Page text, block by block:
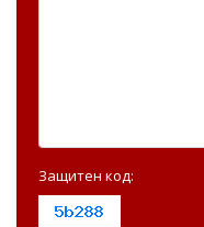
Защитен код: